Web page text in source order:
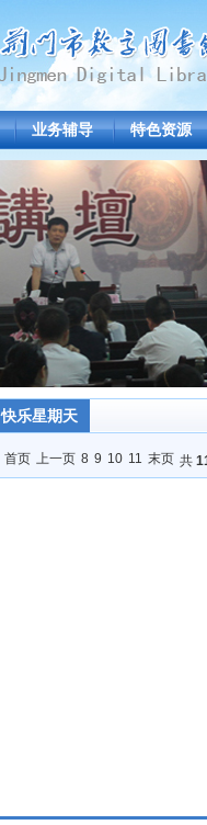
业务辅导 特色资源
快乐星期天
首页 上一页 8 9 10 11 末页 共